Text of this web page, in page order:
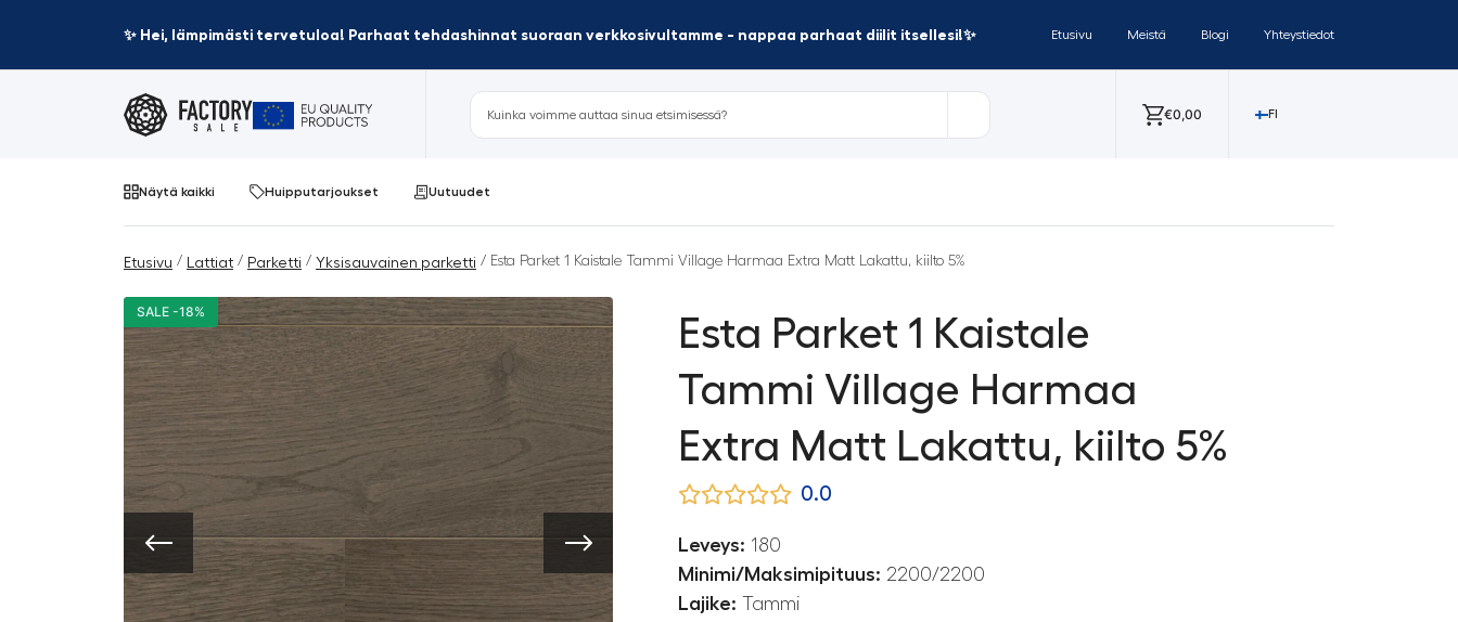
✨ Hei, lämpimästi tervetuloa! Parhaat tehdashinnat suoraan verkkosivultamme - nappaa parhaat diilit itsellesi!✨ Etusivu Meistä Blogi Yhteystiedot
€0,00 FI
Näytä kaikki Huipputarjoukset Uutuudet
Etusivu / Lattiat / Parketti / Yksisauvainen parketti / Esta Parket 1 Kaistale Tammi Village Harmaa Extra Matt Lakattu, kiilto 5%
SALE -18%
Esta Parket 1 Kaistale
Tammi Village Harmaa
Extra Matt Lakattu, kiilto 5%
0.0
Leveys: 180
Minimi/Maksimipituus: 2200/2200
Lajike: Tammi